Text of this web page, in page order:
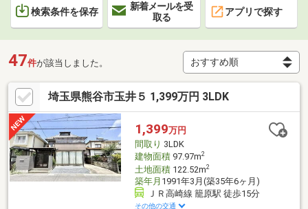
検索条件を保存
新着メールを受
取る
アプリで探す
47件が該当しました。
埼玉県熊谷市玉井５ 1,399万円 3LDK
1,399万円
間取り 3LDK
建物面積97.97m2
土地面積122.52m2
築年月 1991年3月(築35年6ヶ月)
ＪＲ高崎線 籠原駅 徒歩15分
その他の交通